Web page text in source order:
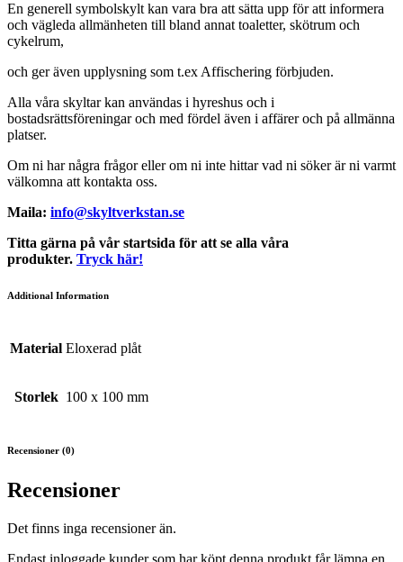
En generell symbolskylt kan vara bra att sätta upp för att informera
och vägleda allmänheten till bland annat toaletter, skötrum och
cykelrum,
och ger även upplysning som t.ex Affischering förbjuden.
Alla våra skyltar kan användas i hyreshus och i
bostadsrättsföreningar och med fördel även i affärer och på allmänna
platser.
Om ni har några frågor eller om ni inte hittar vad ni söker är ni varmt
välkomna att kontakta oss.
Maila: info@skyltverkstan.se
Titta gärna på vår startsida för att se alla våra
produkter. Tryck här!
Additional Information
Material Eloxerad plåt
Storlek 100 x 100 mm
Recensioner (0)
Recensioner
Det finns inga recensioner än.
Endast inloggade kunder som har köpt denna produkt får lämna en